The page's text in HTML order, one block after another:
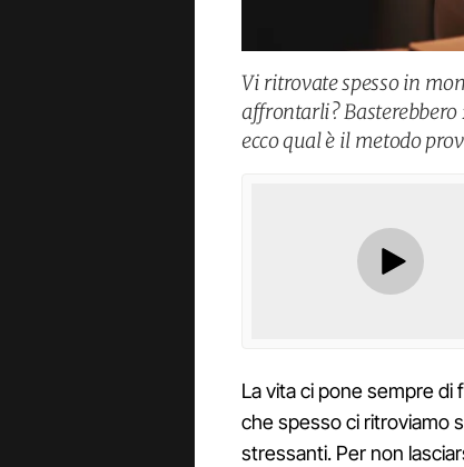
Vi ritrovate spesso in
affrontarli? Basterebbero
ecco qual è il metodo
La vita ci pone sempre
che spesso ci ritroviamo
stressanti. Per non